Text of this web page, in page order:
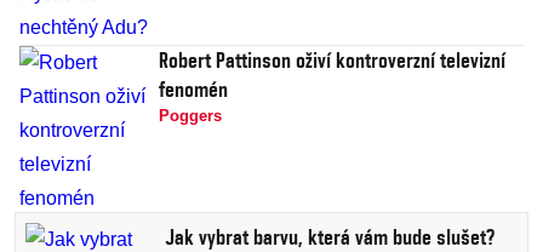
Robert Pattinson oživí kontroverzní televizní
fenomén
Poggers
Jak vybrat barvu, která vám bude slušet?